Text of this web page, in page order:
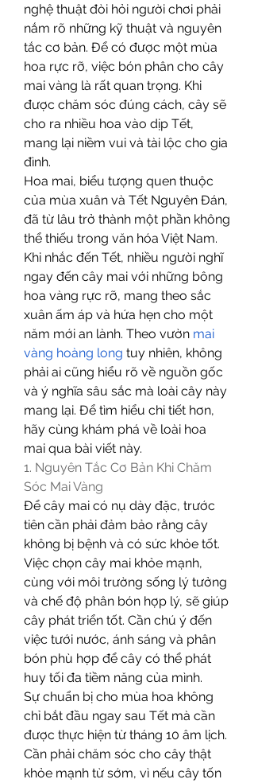
nghệ thuật đòi hỏi người chơi phải
nắm rõ những kỹ thuật và nguyên
tắc cơ bản. Để có được một mùa
hoa rực rỡ, việc bón phân cho cây
mai vàng là rất quan trọng. Khi
được chăm sóc đúng cách, cây sẽ
cho ra nhiều hoa vào dịp Tết,
mang lại niềm vui và tài lộc cho gia
đình.
Hoa mai, biểu tượng quen thuộc
của mùa xuân và Tết Nguyên Đán,
đã từ lâu trở thành một phần không
thể thiếu trong văn hóa Việt Nam.
Khi nhắc đến Tết, nhiều người nghĩ
ngay đến cây mai với những bông
hoa vàng rực rỡ, mang theo sắc
xuân ấm áp và hứa hẹn cho một
năm mới an lành. Theo vườn mai
vàng hoàng long tuy nhiên, không
phải ai cũng hiểu rõ về nguồn gốc
và ý nghĩa sâu sắc mà loài cây này
mang lại. Để tìm hiểu chi tiết hơn,
hãy cùng khám phá về loài hoa
mai qua bài viết này.
1. Nguyên Tắc Cơ Bản Khi Chăm
Sóc Mai Vàng
Để cây mai có nụ dày đặc, trước
tiên cần phải đảm bảo rằng cây
không bị bệnh và có sức khỏe tốt.
Việc chọn cây mai khỏe mạnh,
cùng với môi trường sống lý tưởng
và chế độ phân bón hợp lý, sẽ giúp
cây phát triển tốt. Cần chú ý đến
việc tưới nước, ánh sáng và phân
bón phù hợp để cây có thể phát
huy tối đa tiềm năng của mình.
Sự chuẩn bị cho mùa hoa không
chỉ bắt đầu ngay sau Tết mà cần
được thực hiện từ tháng 10 âm lịch.
Cần phải chăm sóc cho cây thật
khỏe mạnh từ sớm, vì nếu cây tốn